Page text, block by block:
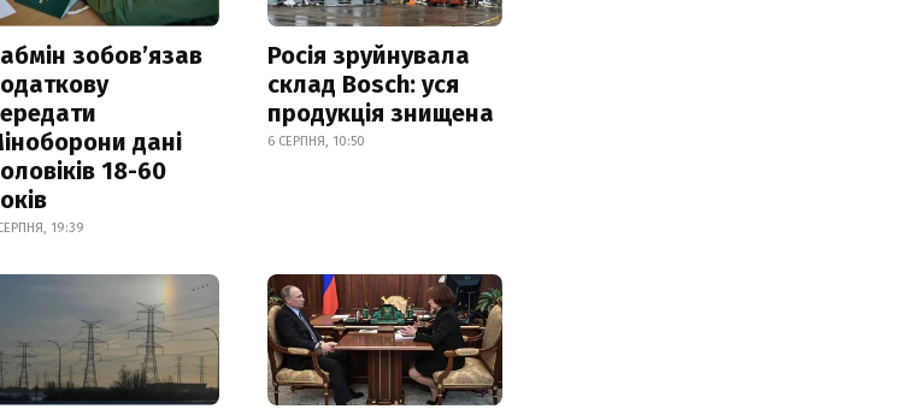
зобовʼязав
дані
18-60
19:39
Росія зруйнувала
склад Bosch: уся
продукція знищена
6 СЕРПНЯ, 10:50